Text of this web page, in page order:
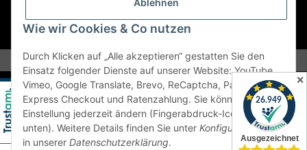
Ablehnen
Wie wir Cookies & Co nutzen
Durch Klicken auf „Alle akzeptieren“ gestatten Sie den
Einsatz folgender Dienste auf unserer Website: YouTube,
Vimeo, Google Translate, Brevo, ReCaptcha, PayPal
Express Checkout und Ratenzahlung. Sie können die
Einstellung jederzeit ändern (Fingerabdruck-Icon links
unten). Weitere Details finden Sie unter Konfigurierenund
in unserer Datenschutzerklärung.
* Alle Preise inkl. gesetzlicher USt., zzgl.Versand
✕